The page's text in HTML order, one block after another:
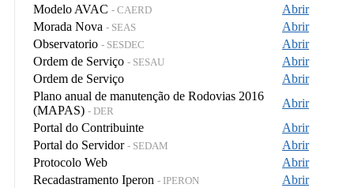
Modelo AVAC - CAERD
Abrir
Morada Nova - SEAS
Abrir
Observatorio - SESDEC
Abrir
Ordem de Serviço - SESAU
Abrir
Ordem de Serviço
Abrir
Plano anual de manutenção de Rodovias 2016
(MAPAS) - DER
Abrir
Portal do Contribuinte
Abrir
Portal do Servidor - SEDAM
Abrir
Protocolo Web
Abrir
Recadastramento Iperon - IPERON
Abrir